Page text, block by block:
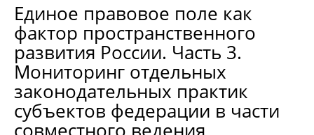
Единое правовое поле как
фактор пространственного
развития России. Часть 3.
Мониторинг отдельных
законодательных практик
субъектов федерации в части